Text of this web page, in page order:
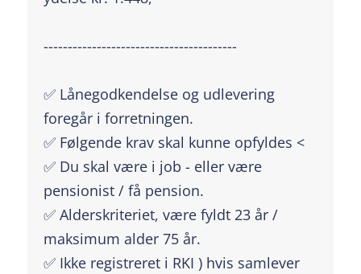
----------------------------------------
✅ Lånegodkendelse og udlevering
foregår i forretningen.
✅ Følgende krav skal kunne opfyldes <
✅ Du skal være i job - eller være
pensionist / få pension.
✅ Alderskriteriet, være fyldt 23 år /
maksimum alder 75 år.
✅ Ikke registreret i RKI ) hvis samlever